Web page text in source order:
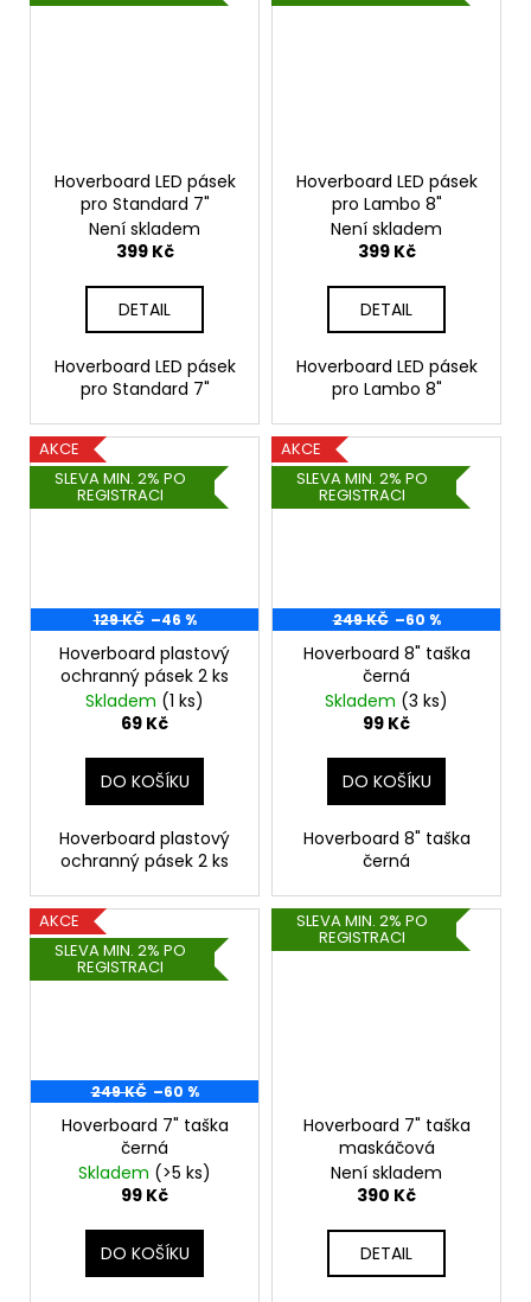
Hoverboard LED pásek
pro Standard 7"
Není skladem
399 Kč
DETAIL
Hoverboard LED pásek
pro Standard 7"
Hoverboard LED pásek
pro Lambo 8"
Není skladem
399 Kč
DETAIL
Hoverboard LED pásek
pro Lambo 8"
AKCE
SLEVA MIN. 2% PO
REGISTRACI
129 KČ –46 %
Hoverboard plastový
ochranný pásek 2 ks
Skladem (1 ks)
69 Kč
DO KOŠÍKU
Hoverboard plastový
ochranný pásek 2 ks
AKCE
SLEVA MIN. 2% PO
REGISTRACI
249 KČ –60 %
Hoverboard 8" taška
černá
Skladem (3 ks)
99 Kč
DO KOŠÍKU
Hoverboard 8" taška
černá
AKCE
SLEVA MIN. 2% PO
REGISTRACI
249 KČ –60 %
Hoverboard 7" taška
černá
Skladem (>5 ks)
99 Kč
DO KOŠÍKU
SLEVA MIN. 2% PO
REGISTRACI
Hoverboard 7" taška
maskáčová
Není skladem
390 Kč
DETAIL